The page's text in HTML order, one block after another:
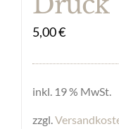
5,00€
inkl. 19 % MwSt.
zzgl.